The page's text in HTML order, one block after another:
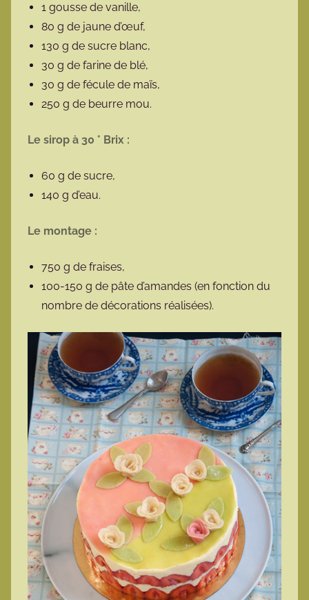
1 gousse de vanille,
80 g de jaune d’œuf,
130 g de sucre blanc,
30 g de farine de blé,
30 g de fécule de maïs,
250 g de beurre mou.
Le sirop à 30 ° Brix :
60 g de sucre,
140 g d’eau.
Le montage :
750 g de fraises,
100-150 g de pâte d’amandes (en fonction du
nombre de décorations réalisées).